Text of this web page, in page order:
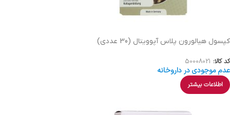
کپسول هیالورون پلاس آپوویتال (30 عددی)
کد کالا: 50008021
عدم موجودی در داروخانه
اطلاعات بیشتر